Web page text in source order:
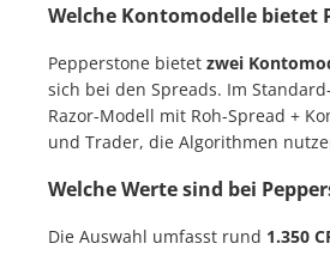
Welche Kontomodelle bietet
Pepperstone bietet zwei
sich bei den Spreads. Im
Razor-Modell mit Roh-Spread +
und Trader, die Algorithmen
Welche Werte sind bei
Die Auswahl umfasst rund 1.350